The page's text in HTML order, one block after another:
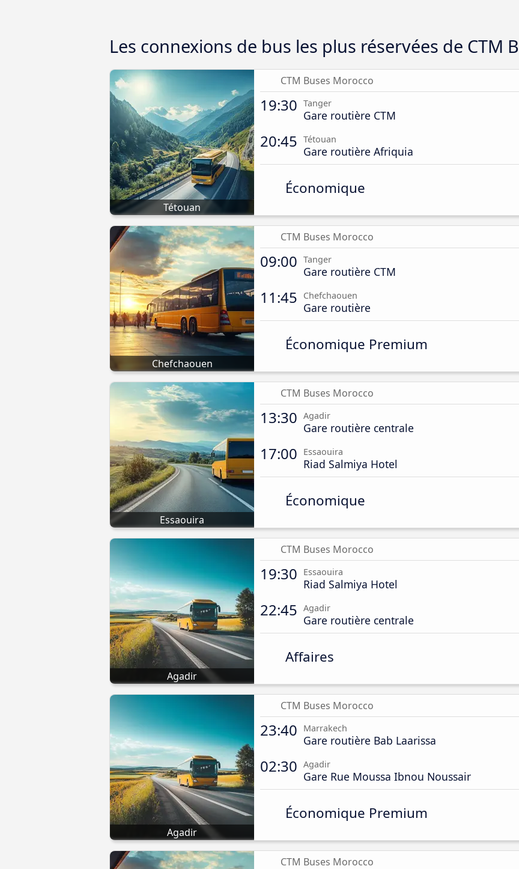
Les connexions de bus les plus réservées de CTM
Tétouan
CTM Buses Morocco
19:30 Tanger
Gare routière CTM
20:45 Tétouan
Gare routière Afriquia
Économique
Chefchaouen
CTM Buses Morocco
09:00 Tanger
Gare routière CTM
11:45 Chefchaouen
Gare routière
Économique Premium
Essaouira
CTM Buses Morocco
13:30 Agadir
Gare routière centrale
17:00 Essaouira
Riad Salmiya Hotel
Économique
Agadir
CTM Buses Morocco
19:30 Essaouira
Riad Salmiya Hotel
22:45 Agadir
Gare routière centrale
Affaires
Agadir
CTM Buses Morocco
23:40 Marrakech
Gare routière Bab Laarissa
02:30 Agadir
Gare Rue Moussa Ibnou Noussair
Économique Premium
CTM Buses Morocco